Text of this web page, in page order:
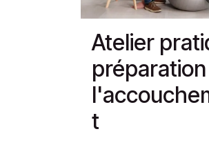
Atelier
préparation
t